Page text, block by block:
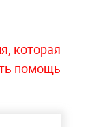
которая
помощь